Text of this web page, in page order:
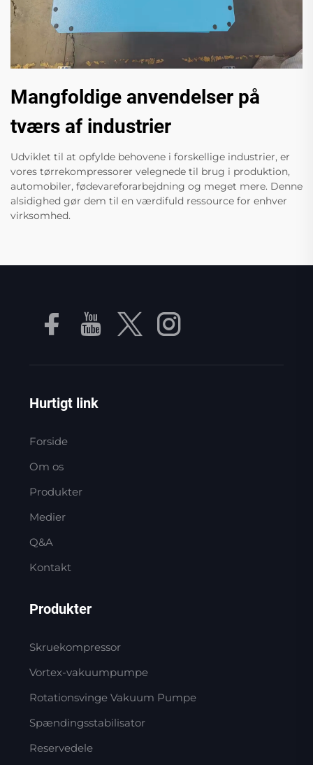
Mangfoldige anvendelser på
tværs af industrier
Udviklet til at opfylde behovene i forskellige industrier, er
vores tørrekompressorer velegnede til brug i produktion,
automobiler, fødevareforarbejdning og meget mere. Denne
alsidighed gør dem til en værdifuld ressource for enhver
virksomhed.
Hurtigt link
Forside
Om os
Produkter
Medier
Q&A
Kontakt
Produkter
Skruekompressor
Vortex-vakuumpumpe
Rotationsvinge Vakuum Pumpe
Spændingsstabilisator
Reservedele